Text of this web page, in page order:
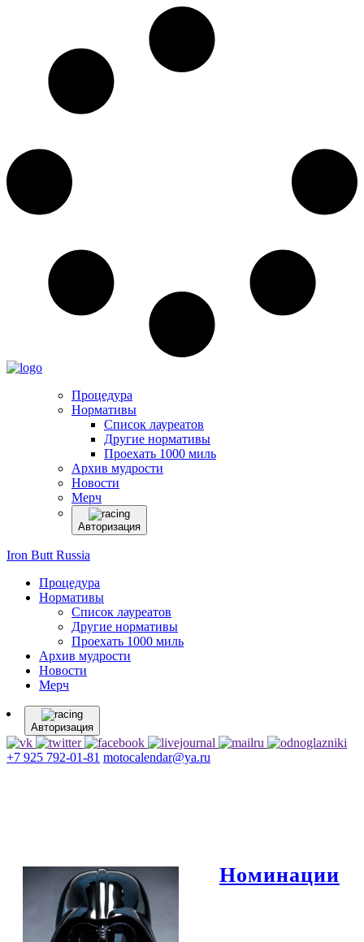
Процедура
Нормативы
Список лауреатов
Другие нормативы
Проехать 1000 миль
Архив мудрости
Новости
Мерч
Авторизация
Iron Butt Russia
Процедура
Нормативы
Список лауреатов
Другие нормативы
Проехать 1000 миль
Архив мудрости
Новости
Мерч
Авторизация
+7 925 792-01-81 motocalendar@ya.ru
Номинации